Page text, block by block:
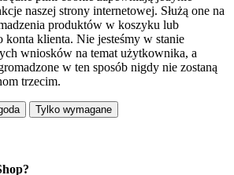
naszej strony internetowej. Służą one na
produktów w koszyku lub
konta klienta. Nie jesteśmy w stanie
wniosków na temat użytkownika, a
w ten sposób nigdy nie zostaną
trzecim.
Tylko wymagane